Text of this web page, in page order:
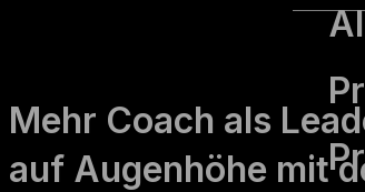
Mehr Coach als
auf Augenhöhe mit